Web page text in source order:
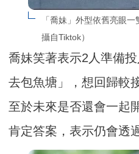
「喬妹」外型依舊亮眼
攝自Tiktok）
喬妹笑著表示2人準備
去包魚塘」，想回歸較
至於未來是否還會一起
肯定答案，表示仍會透